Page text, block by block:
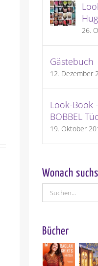
26.
Gästebuch
12. Dezember
Look-Book
BOBBEL
19. Oktober
Wonach
Suche
nach:
Bücher